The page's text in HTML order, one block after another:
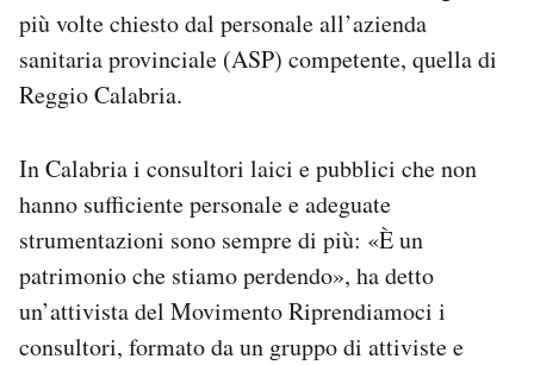
più volte chiesto dal personale all’azienda
sanitaria provinciale (ASP) competente, quella di
Reggio Calabria.
In Calabria i consultori laici e pubblici che non
hanno sufficiente personale e adeguate
strumentazioni sono sempre di più: «È un
patrimonio che stiamo perdendo», ha detto
un’attivista del Movimento Riprendiamoci i
consultori, formato da un gruppo di attiviste e